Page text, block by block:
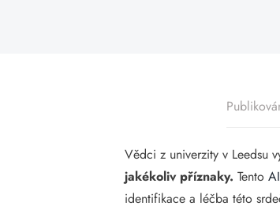
Vědci z univerzity v Leedsu
jakékoliv příznaky. TentoAI
identifikace a léčba této